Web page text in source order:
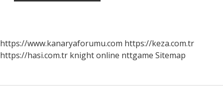
https://www.kanaryaforumu.com https://keza.com.tr
https://hasi.com.tr knight online nttgame Sitemap